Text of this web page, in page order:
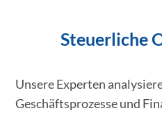
Steuerliche
Unsere Experten
Geschäftsprozesse und